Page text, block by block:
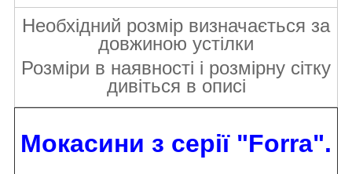
Необхідний розмір визначається за
довжиною устілки
Розміри в наявності і розмірну сітку
дивіться в описі
Мокасини з серії "Forra".